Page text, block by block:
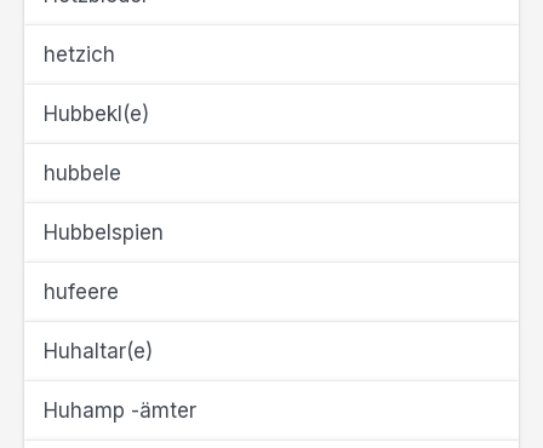
hetzich
Hubbekl(e)
hubbele
Hubbelspien
hufeere
Huhaltar(e)
Huhamp -ämter